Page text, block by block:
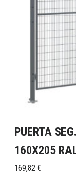
PUERTA
160X205
169,82 €